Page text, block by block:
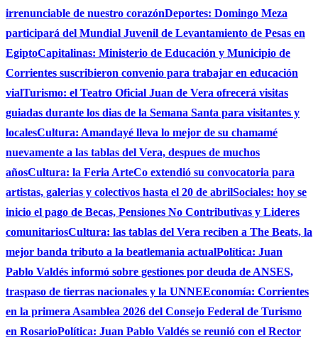
irrenunciable de nuestro corazónDeportes: Domingo Meza
participará del Mundial Juvenil de Levantamiento de Pesas en
EgiptoCapitalinas: Ministerio de Educación y Municipio de
Corrientes suscribieron convenio para trabajar en educación
vialTurismo: el Teatro Oficial Juan de Vera ofrecerá visitas
guiadas durante los dias de la Semana Santa para visitantes y
localesCultura: Amandayé lleva lo mejor de su chamamé
nuevamente a las tablas del Vera, despues de muchos
añosCultura: la Feria ArteCo extendió su convocatoria para
artistas, galerias y colectivos hasta el 20 de abrilSociales: hoy se
inicio el pago de Becas, Pensiones No Contributivas y Lideres
comunitariosCultura: las tablas del Vera reciben a The Beats, la
mejor banda tributo a la beatlemania actualPolítica: Juan
Pablo Valdés informó sobre gestiones por deuda de ANSES,
traspaso de tierras nacionales y la UNNEEconomía: Corrientes
en la primera Asamblea 2026 del Consejo Federal de Turismo
en RosarioPolítica: Juan Pablo Valdés se reunió con el Rector